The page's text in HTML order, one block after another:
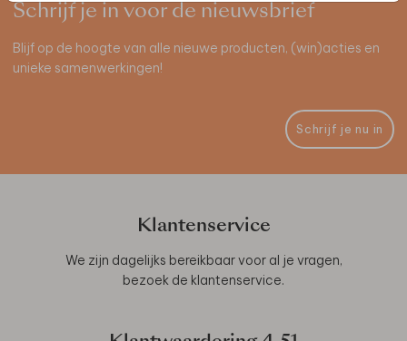
Schrijf je in voor de nieuwsbrief
Blijf op de hoogte van alle nieuwe producten, (win)acties en
unieke samenwerkingen!
Schrijf je nu in
Klantenservice
We zijn dagelijks bereikbaar voor al je vragen,
bezoek de klantenservice.